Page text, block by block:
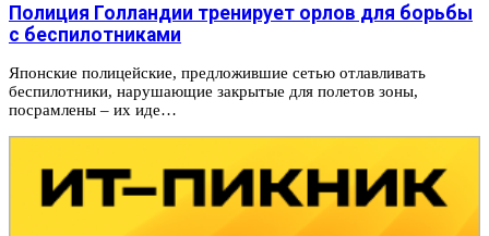
Полиция Голландии тренирует орлов для борьбы
с беспилотниками
Японские полицейские, предложившие сетью отлавливать
беспилотники, нарушающие закрытые для полетов зоны,
посрамлены – их иде…